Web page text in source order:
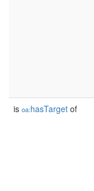
is oa:hasTarget of